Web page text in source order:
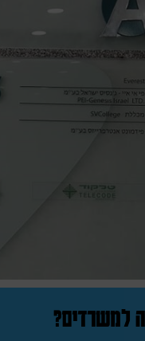
למשרדים?